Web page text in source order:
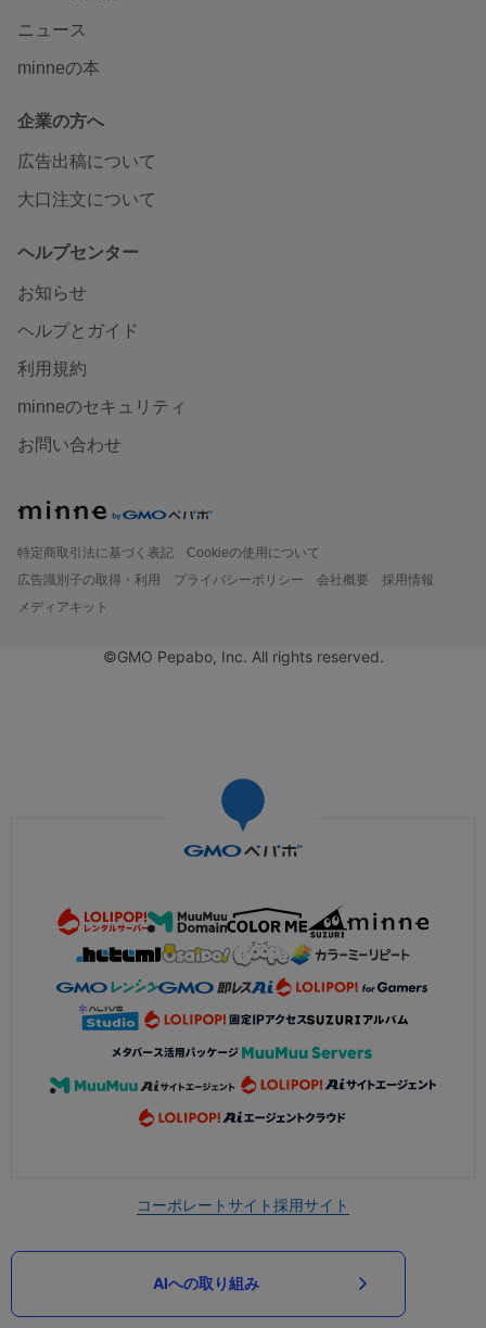
ニュース
minneの本
企業の方へ
広告出稿について
大口注文について
ヘルプセンター
お知らせ
ヘルプとガイド
利用規約
minneのセキュリティ
お問い合わせ
特定商取引法に基づく表記
Cookieの使用について
広告識別子の取得・利用
プライバシーポリシー 会社概要
採用情報
メディアキット
©GMO Pepabo, Inc. All rights reserved.
コーポレートサイト採用サイト
AIへの取り組み